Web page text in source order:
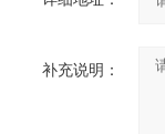
补充说明：